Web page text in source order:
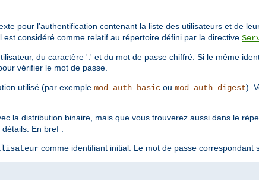
pour l'authentification contenant la liste des utilisateurs et de
considéré comme relatif au répertoire défini par la directive
du caractère ':' et du mot de passe chiffré. Si le même
vérifier le mot de passe.
utilisé (par exemple mod_auth_basic ou mod_auth_digest).
la distribution binaire, mais que vous trouverez aussi dans le
En bref :
comme identifiant initial. Le mot de passe correspondant